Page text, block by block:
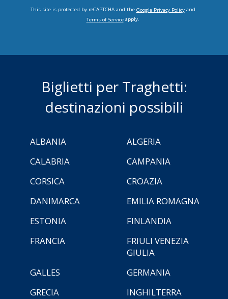
This site is protected by reCAPTCHA and the Google Privacy Policyand
Terms of Serviceapply.
Biglietti per Traghetti:
destinazioni possibili
ALBANIA
ALGERIA
CALABRIA
CAMPANIA
CORSICA
CROAZIA
DANIMARCA
EMILIA ROMAGNA
ESTONIA
FINLANDIA
FRANCIA
FRIULI VENEZIA
GIULIA
GALLES
GERMANIA
GRECIA
INGHILTERRA